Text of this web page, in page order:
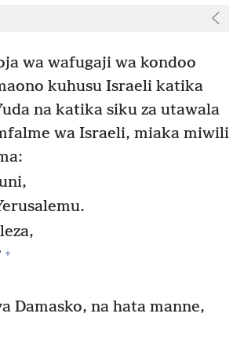
wa wafugaji wa kondoo
kuhusu Israeli katika
na katika siku za utawala
wa Israeli, miaka miwili
+
Damasko, na hata manne,